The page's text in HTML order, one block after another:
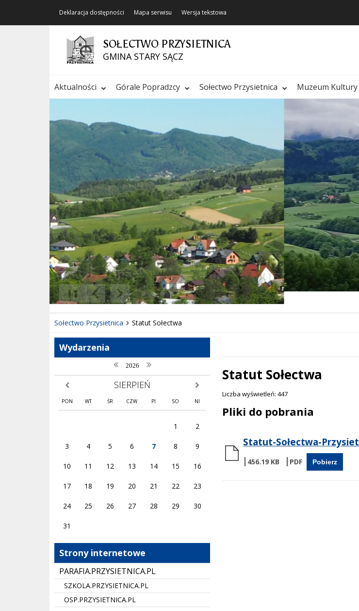
Deklaracja dostępności Mapa serwisu Wersja tekstowa
SOŁECTWO PRZYSIETNICA
GMINA STARY SĄCZ
Aktualności Górale Popradzcy Sołectwo Przysietnica Muzeum
Poprzedni Element
Następny Element
❚❚
Sołectwo Przysietnica Statut Sołectwa
Wydarzenia
poprzedni rok
2026 następny rok
poprzedni miesiąc SIERPIEŃ następny miesiąc
PON WT ŚR CZW PI SO NI
1 2
3 4 5 6 7 8 9
10 11 12 13 14 15 16
17 18 19 20 21 22 23
24 25 26 27 28 29 30
31
Strony internetowe
PARAFIA.PRZYSIETNICA.PL
SZKOLA.PRZYSIETNICA.PL
OSP.PRZYSIETNICA.PL
Statut Sołectwa
Liczba wyświetleń: 447
Treść
Pliki do pobrania
Statut-Sołectwa-
456.19 KB Pobierz